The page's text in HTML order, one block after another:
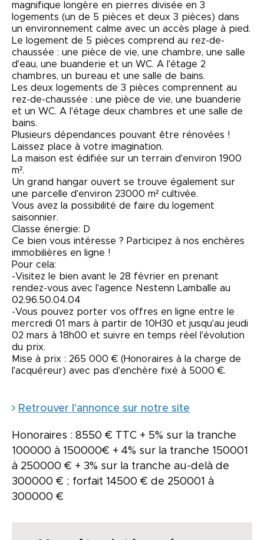
magnifique longère en pierres divisée en 3
logements (un de 5 pièces et deux 3 pièces) dans
un environnement calme avec un accès plage à pied.
Le logement de 5 pièces comprend au rez-de-
chaussée : une pièce de vie, une chambre, une salle
d'eau, une buanderie et un WC. A l'étage 2
chambres, un bureau et une salle de bains.
Les deux logements de 3 pièces comprennent au
rez-de-chaussée : une pièce de vie, une buanderie
et un WC. A l'étage deux chambres et une salle de
bains.
Plusieurs dépendances pouvant être rénovées !
Laissez place à votre imagination.
La maison est édifiée sur un terrain d'environ 1900
m².
Un grand hangar ouvert se trouve également sur
une parcelle d'environ 23000 m² cultivée.
Vous avez la possibilité de faire du logement
saisonnier.
Classe énergie: D
Ce bien vous intéresse ? Participez à nos enchères
immobilières en ligne !
Pour cela:
-Visitez le bien avant le 28 février en prenant
rendez-vous avec l'agence Nestenn Lamballe au
02.96.50.04.04
-Vous pouvez porter vos offres en ligne entre le
mercredi 01 mars à partir de 10H30 et jusqu'au jeudi
02 mars à 18h00 et suivre en temps réel l'évolution
du prix.
Mise à prix : 265 000 € (Honoraires à la charge de
l'acquéreur) avec pas d'enchère fixé à 5000 €.
Retrouver l'annonce sur notre site
Honoraires : 8550 € TTC + 5% sur la tranche
100000 à 150000€ + 4% sur la tranche 150001
à 250000 € + 3% sur la tranche au-delà de
300000 € ; forfait 14500 € de 250001 à
300000 €